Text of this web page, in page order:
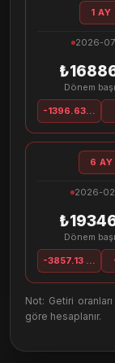
1 AY
2026-
Dönem
-1396.63 TL
6 AY
2026-
Dönem
-3857.13 TL
Not: Getiri
göre hesaplanır.